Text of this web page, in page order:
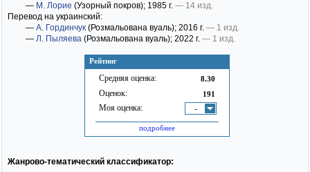
Рейтинг
Средняя оценка: 8.30
Оценок: 191
Моя оценка: -
подробнее
— М. Лорие (Узорный покров); 1985 г. — 14 изд.
Перевод на украинский:
— А. Гординчук (Розмальована вуаль); 2016 г. — 1 изд.
— Л. Пыляева (Розмальована вуаль); 2022 г. — 1 изд.
Жанрово-тематический классификатор: